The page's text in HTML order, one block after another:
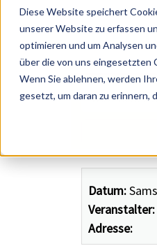
Diese Website speichert
unserer Website zu erfassen
optimieren und um Analysen
über die von uns eingesetzten
Wenn Sie ablehnen, werden
gesetzt, um daran zu erinnern,
Datum:
Veranstalter:
Adresse:
Künstler, Zelte, Bands,